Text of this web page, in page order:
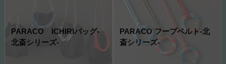
PARACO ICHIRIバッグ-
北斎シリーズ-
PARACO フープベルト-北
斎シリーズ-